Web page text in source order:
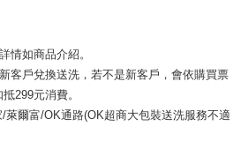
情如商品介紹。
客戶兌換送洗，若不是新客戶，會依購買票
299元消費。
萊爾富/OK通路(OK超商大包裝送洗服務不適